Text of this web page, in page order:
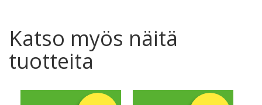
Katso myös näitä
tuotteita